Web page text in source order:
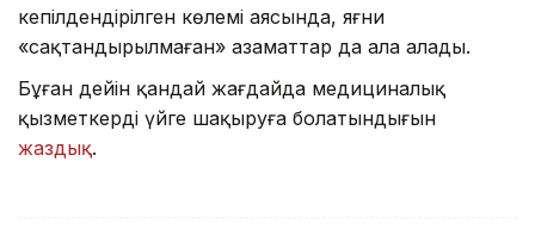
кепілдендірілген көлемі аясында, яғни
«сақтандырылмаған» азаматтар да ала алады.
Бұған дейін қандай жағдайда медициналық
қызметкерді үйге шақыруға болатындығын
жаздық.